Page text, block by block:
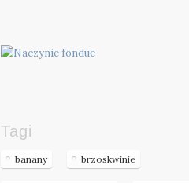
Tagi
banany brzoskwinie